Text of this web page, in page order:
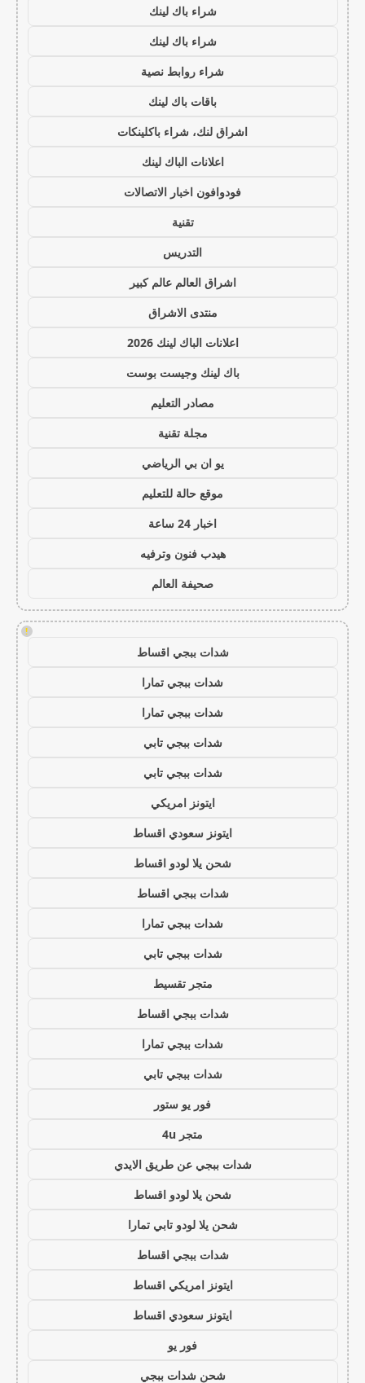
شراء باك لينك
شراء باك لينك
شراء روابط نصية
باقات باك لينك
اشراق لنك، شراء باكلينكات
اعلانات الباك لينك
فودوافون اخبار الاتصالات
تقنية
التدريس
اشراق العالم عالم كبير
منتدى الاشراق
اعلانات الباك لينك 2026
باك لينك وجيست بوست
مصادر التعليم
مجلة تقنية
يو ان بي الرياضي
موقع حالة للتعليم
اخبار 24 ساعة
هيدب فنون وترفيه
صحيفة العالم
!
شدات ببجي اقساط
شدات ببجي تمارا
شدات ببجي تمارا
شدات ببجي تابي
شدات ببجي تابي
ايتونز امريكي
ايتونز سعودي اقساط
شحن يلا لودو اقساط
شدات ببجي اقساط
شدات ببجي تمارا
شدات ببجي تابي
متجر تقسيط
شدات ببجي اقساط
شدات ببجي تمارا
شدات ببجي تابي
فور يو ستور
متجر 4u
شدات ببجي عن طريق الايدي
شحن يلا لودو اقساط
شحن يلا لودو تابي تمارا
شدات ببجي اقساط
ايتونز امريكي اقساط
ايتونز سعودي اقساط
فور يو
شحن شدات ببجي